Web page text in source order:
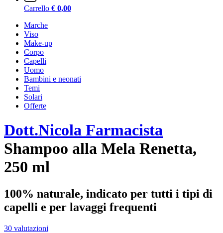
Carrello € 0,00
Marche
Viso
Make-up
Corpo
Capelli
Uomo
Bambini e neonati
Temi
Solari
Offerte
Dott.Nicola Farmacista
Shampoo alla Mela Renetta,
250 ml
100% naturale, indicato per tutti i tipi di
capelli e per lavaggi frequenti
30 valutazioni